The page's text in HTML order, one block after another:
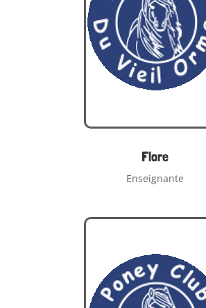
Flore
Enseignante